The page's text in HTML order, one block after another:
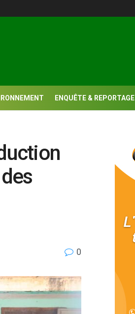
ENQUÊTE & REPORTAGE
0